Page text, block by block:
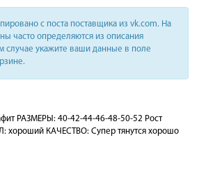
с поста поставщика из vk.com. На
часто определяются из описания
случае укажите ваши данные в поле
РАЗМЕРЫ: 40-42-44-46-48-50-52 Рост
хороший КАЧЕСТВО: Супер тянутся хорошо